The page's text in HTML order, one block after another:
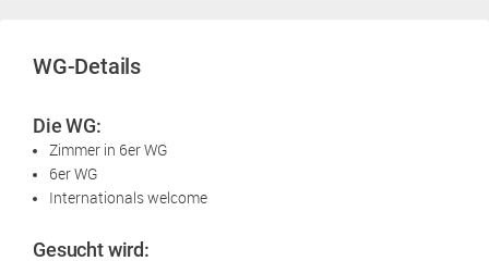
WG-Details
Die WG:
Zimmer in 6er WG
6er WG
Internationals welcome
Gesucht wird: